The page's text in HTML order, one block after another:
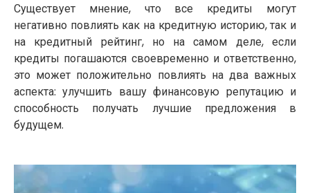
Существует мнение, что все кредиты могут
негативно повлиять как на кредитную историю, так и
на кредитный рейтинг, но на самом деле, если
кредиты погашаются своевременно и ответственно,
это может положительно повлиять на два важных
аспекта: улучшить вашу финансовую репутацию и
способность получать лучшие предложения в
будущем.